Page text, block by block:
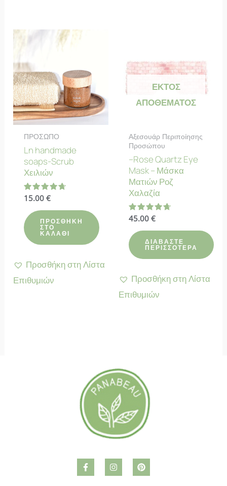
ΠΡΟΣΩΠΟ
Ln handmade
soaps-Scrub
Χειλιών
Βαθμολογήθηκε
4.73
από 5
15.00 €
ΠΡΟΣΘΉΚΗ
ΣΤΟ
ΚΑΛΆΘΙ
Προσθήκη στη Λίστα
Επιθυμιών
ΕΚΤΌΣ
ΑΠΟΘΈΜΑΤΟΣ
Αξεσουάρ Περιποίησης
Προσώπου
–Rose Quartz Eye
Mask – Μάσκα
Ματιών Ροζ
Χαλαζία
Βαθμολογήθηκε
4.67
από 5
45.00€
ΔΙΑΒΆΣΤΕ
ΠΕΡΙΣΣΌΤΕΡΑ
Προσθήκη στη Λίστα
Επιθυμιών